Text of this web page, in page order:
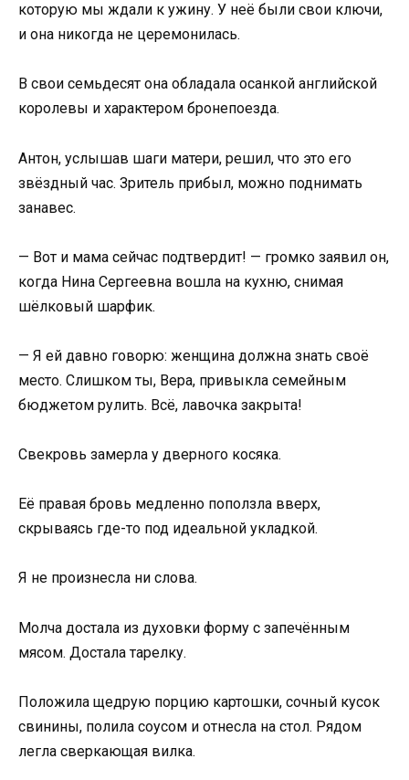
которую мы ждали к ужину. У неё были свои ключи,
и она никогда не церемонилась.
В свои семьдесят она обладала осанкой английской
королевы и характером бронепоезда.
Антон, услышав шаги матери, решил, что это его
звёздный час. Зритель прибыл, можно поднимать
занавес.
— Вот и мама сейчас подтвердит! — громко заявил он,
когда Нина Сергеевна вошла на кухню, снимая
шёлковый шарфик.
— Я ей давно говорю: женщина должна знать своё
место. Слишком ты, Вера, привыкла семейным
бюджетом рулить. Всё, лавочка закрыта!
Свекровь замерла у дверного косяка.
Её правая бровь медленно поползла вверх,
скрываясь где-то под идеальной укладкой.
Я не произнесла ни слова.
Молча достала из духовки форму с запечённым
мясом. Достала тарелку.
Положила щедрую порцию картошки, сочный кусок
свинины, полила соусом и отнесла на стол. Рядом
легла сверкающая вилка.